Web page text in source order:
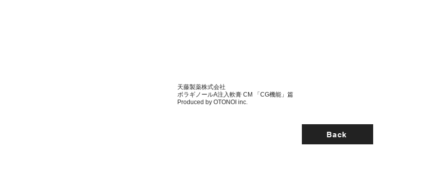
天藤製薬株式会社
ボラギノールA注入軟膏 CM 「CG機能」篇
Produced by OTONOI inc.
Back